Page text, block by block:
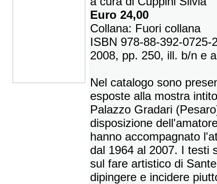
Euro 24,00
Collana: Fuori collana
ISBN 978-88-392-0725-
2008, pp. 250, ill. b/n e
Nel catalogo sono
esposte alla mostra
Palazzo Gradari
disposizione
hanno accompagnato
dal 1964 al 2007. I testi
sul fare artistico di
dipingere e incidere